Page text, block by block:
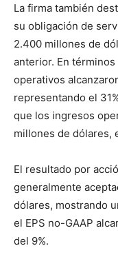
La firma también
su obligación de
2.400 millones de
anterior. En
operativos
representando el
que los ingresos
millones de dólares,
El resultado por
generalmente
dólares, mostrando
el EPS no-GAAP
del 9%.